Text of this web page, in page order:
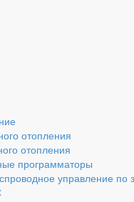
отопления
отопления
программаторы
управление по